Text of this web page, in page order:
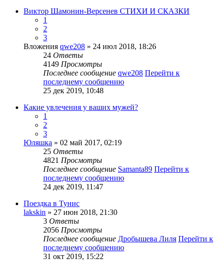
Виктор Шамонин-Версенев СТИХИ И СКАЗКИ
1
2
3
Вложения qwe208 » 24 июл 2018, 18:26
24 Ответы
4149 Просмотры
Последнее сообщение qwe208 Перейти к
последнему сообщению
25 дек 2019, 10:48
Какие увлечения у ваших мужей?
1
2
3
Юляшка » 02 май 2017, 02:19
25 Ответы
4821 Просмотры
Последнее сообщение Samanta89 Перейти к
последнему сообщению
24 дек 2019, 11:47
Поездка в Тунис
lakskin » 27 июн 2018, 21:30
3 Ответы
2056 Просмотры
Последнее сообщение Дробышева Лиля Перейти к
последнему сообщению
31 окт 2019, 15:22